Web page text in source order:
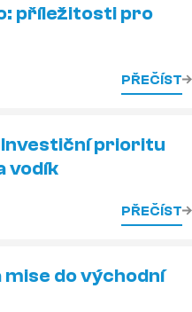
příležitosti pro
PŘEČÍST
Investiční prioritu
vodík
PŘEČÍST
do východní